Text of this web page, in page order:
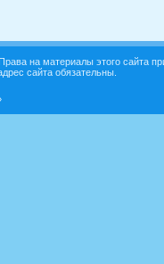
на материалы этого сайта
сайта обязательны.